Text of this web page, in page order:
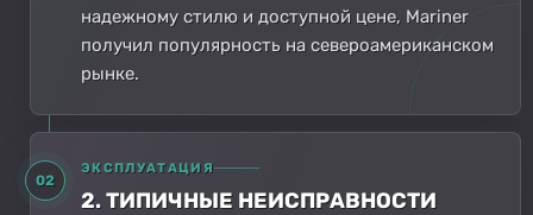
надежному стилю и доступной цене, Mariner
получил популярность на североамериканском
рынке.
02
ЭКСПЛУАТАЦИЯ
2. ТИПИЧНЫЕ НЕИСПРАВНОСТИ